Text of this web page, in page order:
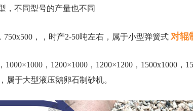
，不同型号的产量也不同
750x500，，时产2-50吨左右，属于小型弹簧式 对辊
，1200×1000，1200×1200，1500x1000，
属于大型液压鹅卵石制砂机。